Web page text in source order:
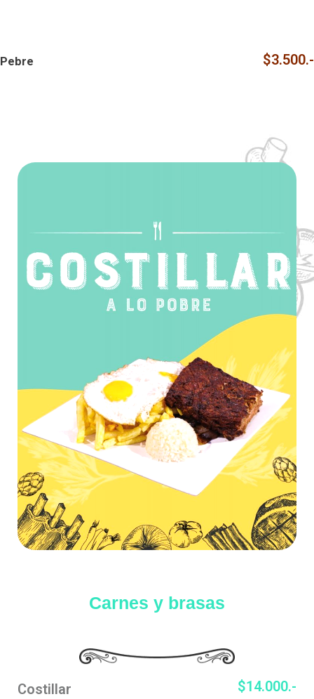
Pebre $3.500.-
Carnes y brasas
Costillar $14.000.-